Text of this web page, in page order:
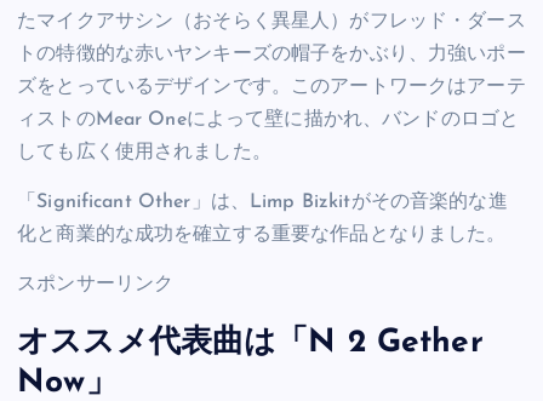
たマイクアサシン（おそらく異星人）がフレッド・ダース
トの特徴的な赤いヤンキーズの帽子をかぶり、力強いポー
ズをとっているデザインです。このアートワークはアーテ
ィストのMear Oneによって壁に描かれ、バンドのロゴと
しても広く使用されました。
「Significant Other」は、Limp Bizkitがその音楽的な進
化と商業的な成功を確立する重要な作品となりました。
スポンサーリンク
オススメ代表曲は「N 2 Gether
Now」